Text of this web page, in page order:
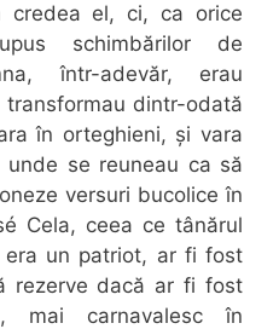
credea el, ci, ca orice
schimbărilor de
într-adevăr, erau
dintr-odată
în orteghieni, și vara
se reuneau ca să
versuri bucolice în
Cela, ceea ce tânărul
era un patriot, ar fi fost
rezerve dacă ar fi fost
mai carnavalesc în